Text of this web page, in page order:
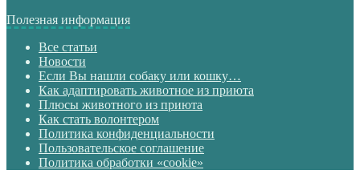
Полезная информация
Все статьи
Новости
Если Вы нашли собаку или кошку…
Как адаптировать животное из приюта
Плюсы животного из приюта
Как стать волонтером
Политика конфиденциальности
Пользовательское соглашение
Политика обработки «cookie»